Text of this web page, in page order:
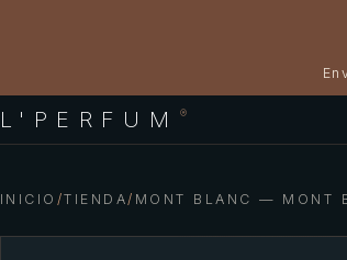
L'PERFUM ®
INICIO /TIENDA/ MONT BLANC — MONT